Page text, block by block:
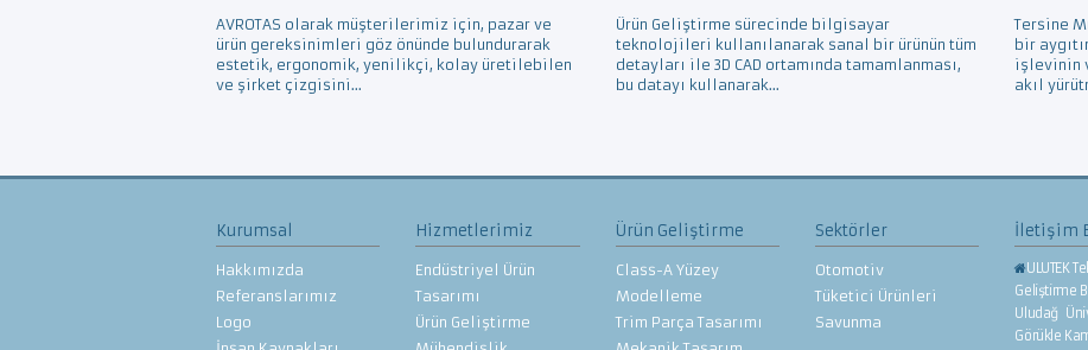
AVROTAS olarak müşterilerimiz için, pazar ve
ürün gereksinimleri göz önünde bulundurarak
estetik, ergonomik, yenilikçi, kolay üretilebilen
ve şirket çizgisini...
Ürün Geliştirme sürecinde bilgisayar
teknolojileri kullanılanarak sanal bir ürünün tüm
detayları ile 3D CAD ortamında tamamlanması,
bu datayı kullanarak...
Tersine
bir
işlevinin
akıl
Kurumsal
Hakkımızda
Referanslarımız
Logo
Hizmetlerimiz
Endüstriyel Ürün
Tasarımı
Ürün Geliştirme
Ürün Geliştirme
Class-A Yüzey
Modelleme
Trim Parça Tasarımı
Sektörler
Otomotiv
Tüketici Ürünleri
Savunma
İletişim
ULUTEK
Geliştirme
Uludağ
Görükle